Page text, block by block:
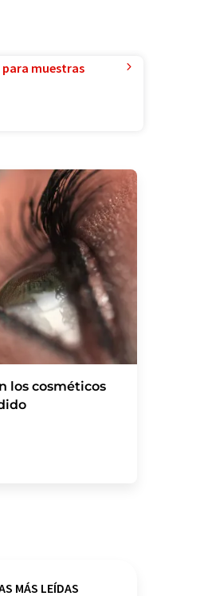
muestras
los cosméticos
MÁS LEÍDAS